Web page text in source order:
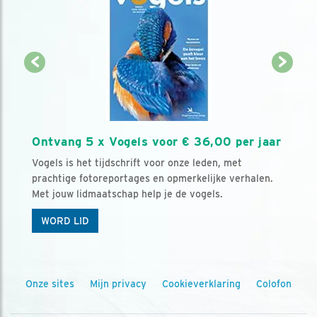
Ontvang 5 x Vogels voor € 36,00 per jaar
Vogels is het tijdschrift voor onze leden, met
prachtige fotoreportages en opmerkelijke verhalen.
Met jouw lidmaatschap help je de vogels.
WORD LID
Onze sites Mijn privacy Cookieverklaring Colofon